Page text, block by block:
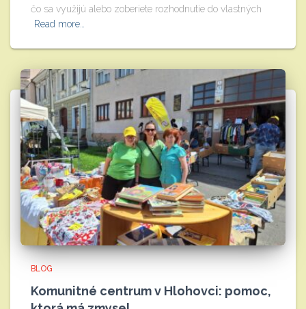
čo sa využijú alebo zoberiete rozhodnutie do vlastných
Read more…
BLOG
Komunitné centrum v Hlohovci: pomoc,